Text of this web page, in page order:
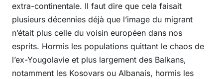
extra-continentale. Il faut dire que cela faisait
plusieurs décennies déjà que l’image du migrant
n’était plus celle du voisin européen dans nos
esprits. Hormis les populations quittant le chaos de
l’ex-Yougolavie et plus largement des Balkans,
notamment les Kosovars ou Albanais, hormis les